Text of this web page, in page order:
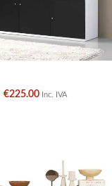
€225.00 Inc. IVA